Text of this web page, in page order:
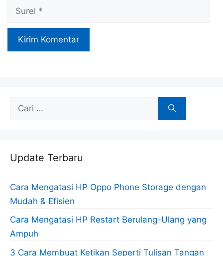
Surel
Cari
Update Terbaru
Cara Mengatasi HP Oppo Phone Storage dengan
Mudah & Efisien
Cara Mengatasi HP Restart Berulang-Ulang yang
Ampuh
3 Cara Membuat Ketikan Seperti Tulisan Tangan